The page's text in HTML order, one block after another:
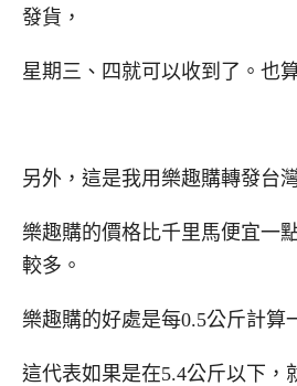
發貨，
星期三、四就可以收到了。也
另外，這是我用樂趣購轉發台
樂趣購的價格比千里馬便宜一
較多。
樂趣購的好處是每0.5公斤計算
這代表如果是在5.4公斤以下，